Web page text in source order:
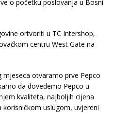
o početku poslovanja u Bosni
ortvoriti u TC Intershop,
centru West Gate na
mjeseca otvaramo prve Pepco
da dovedemo Pepco u
kvaliteta, najboljih cijena
uslugom, uvjereni